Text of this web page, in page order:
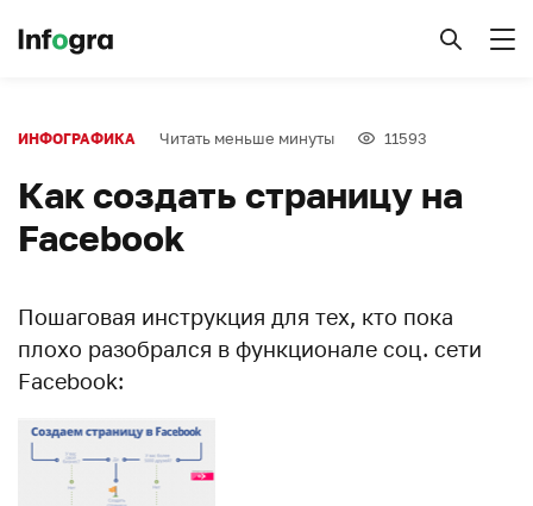
ИНФОГРАФИКА Читать меньше минуты 11593
Как создать страницу на
Facebook
Пошаговая инструкция для тех, кто пока
плохо разобрался в функционале соц. сети
Facebook: